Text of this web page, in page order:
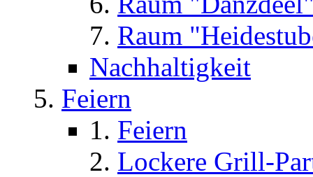
Raum
Nachhaltigkeit
Feiern
Feiern
Lockere Grill-